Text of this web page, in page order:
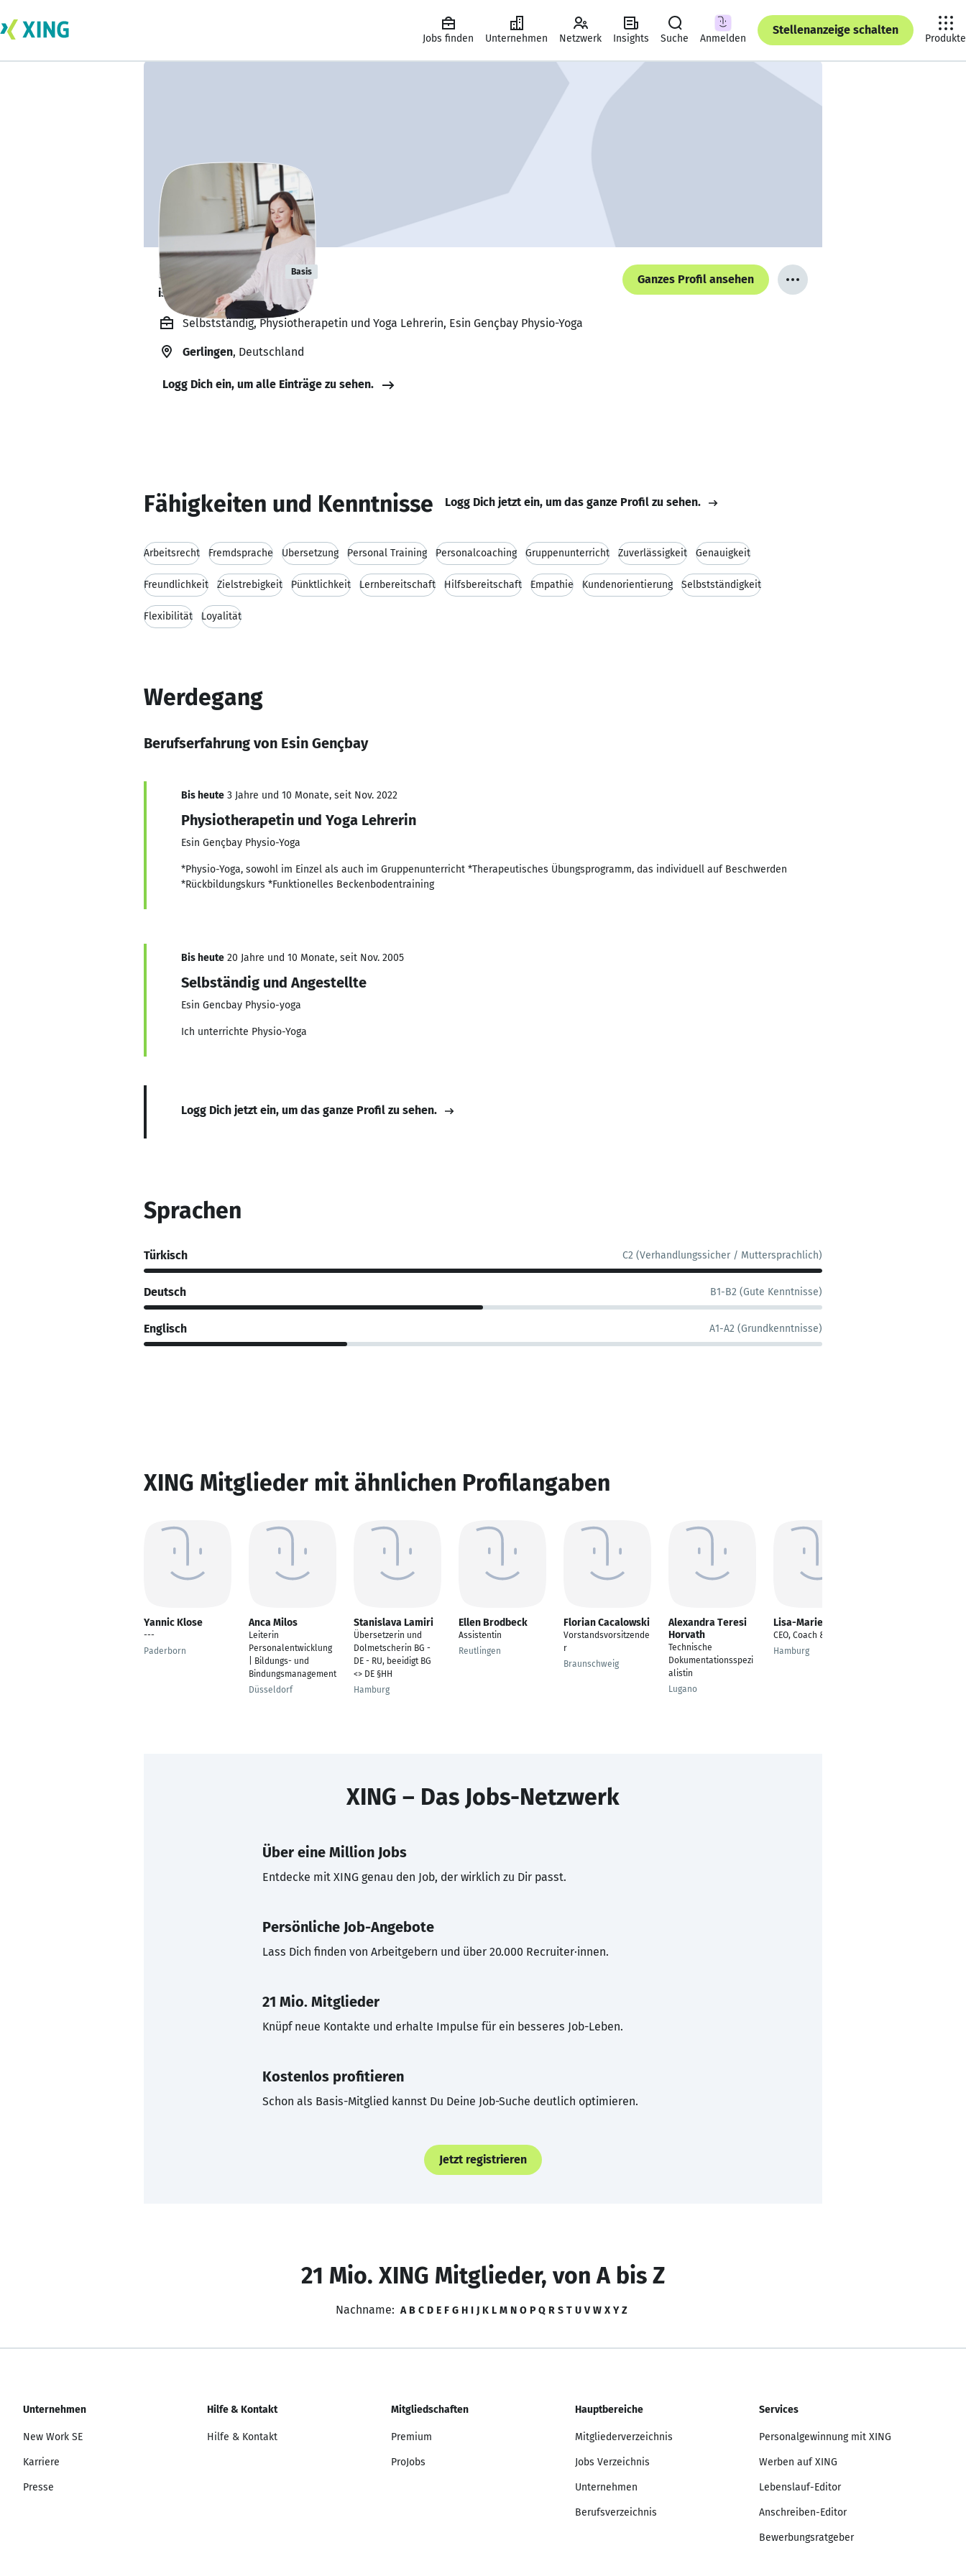
Jobs finden Unternehmen Netzwerk Insights Suche Anmelden
Stellenanzeige schalten
Produkte
Esin Gençbay Basis
ist offen für Projekte. 🔎
Ganzes Profil ansehen
Selbstständig, Physiotherapetin und Yoga Lehrerin, Esin Gençbay Physio-Yoga
Gerlingen, Deutschland
Logg Dich ein, um alle Einträge zu sehen.
Fähigkeiten und Kenntnisse Logg Dich jetzt ein, um das ganze Profil zu sehen.
Arbeitsrecht Fremdsprache Übersetzung Personal Training Personalcoaching Gruppenunterricht Zuverlässigkeit Genauigkeit
Freundlichkeit Zielstrebigkeit Pünktlichkeit Lernbereitschaft Hilfsbereitschaft Empathie Kundenorientierung Selbstständigkeit
Flexibilität Loyalität
Werdegang
Berufserfahrung von Esin Gençbay
Bis heute 3 Jahre und 10 Monate, seit Nov. 2022
Physiotherapetin und Yoga Lehrerin
Esin Gençbay Physio-Yoga
*Physio-Yoga, sowohl im Einzel als auch im Gruppenunterricht *Therapeutisches Übungsprogramm, das individuell auf Beschwerden
*Rückbildungskurs *Funktionelles Beckenbodentraining
Bis heute 20 Jahre und 10 Monate, seit Nov. 2005
Selbständig und Angestellte
Esin Gencbay Physio-yoga
Ich unterrichte Physio-Yoga
Logg Dich jetzt ein, um das ganze Profil zu sehen.
Sprachen
Türkisch C2 (Verhandlungssicher / Muttersprachlich)
Deutsch B1-B2 (Gute Kenntnisse)
Englisch A1-A2 (Grundkenntnisse)
XING Mitglieder mit ähnlichen Profilangaben
Yannic Klose
---
Paderborn
Anca Milos
Leiterin
Personalentwicklung
| Bildungs- und
Bindungsmanagement
Düsseldorf
Stanislava Lamiri
Übersetzerin und
Dolmetscherin BG -
DE - RU, beeidigt BG
<> DE §HH
Hamburg
Ellen Brodbeck
Assistentin
Reutlingen
Florian Cacalowski
Vorstandsvorsitzende
r
Braunschweig
Alexandra Teresi
Horvath
Technische
Dokumentationsspezi
alistin
Lugano
Lisa-Marie Worch
CEO, Coach & Trainer
Hamburg
XING – Das Jobs-Netzwerk
Über eine Million Jobs
Entdecke mit XING genau den Job, der wirklich zu Dir passt.
Persönliche Job-Angebote
Lass Dich finden von Arbeitgebern und über 20.000 Recruiter·innen.
21 Mio. Mitglieder
Knüpf neue Kontakte und erhalte Impulse für ein besseres Job-Leben.
Kostenlos profitieren
Schon als Basis-Mitglied kannst Du Deine Job-Suche deutlich optimieren.
Jetzt registrieren
21 Mio. XING Mitglieder, von A bis Z
Nachname: A B C D E F G H I J K L M N O P Q R S T U V W X Y Z
Unternehmen
New Work SE
Karriere
Presse
Hilfe & Kontakt
Hilfe & Kontakt
Mitgliedschaften
Premium
ProJobs
Hauptbereiche
Mitgliederverzeichnis
Jobs Verzeichnis
Unternehmen
Berufsverzeichnis
Services
Personalgewinnung mit XING
Werben auf XING
Lebenslauf-Editor
Anschreiben-Editor
Bewerbungsratgeber